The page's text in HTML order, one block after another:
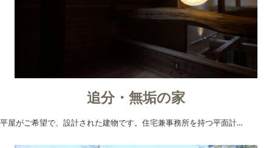
追分・無垢の家
平屋がご希望で、設計された建物です。住宅兼事務所を持つ平面計…